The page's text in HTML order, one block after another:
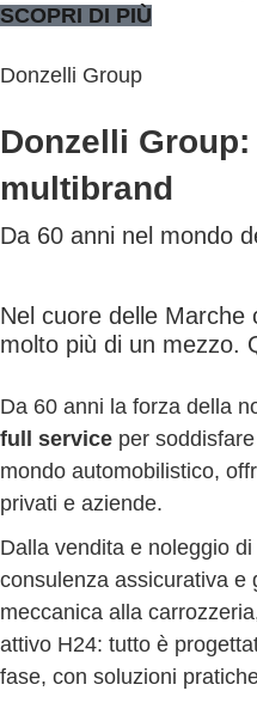
SCOPRI DI PIÙ
Donzelli Group
Donzelli
multibrand
Da 60 anni nel mondo
Nel cuore delle Marche
molto più di un mezzo.
Da 60 anni la forza della
full service per
mondo automobilistico,
privati e aziende.
Dalla vendita e noleggio di
consulenza assicurativa e
meccanica alla
attivo H24: tutto è
fase, con soluzioni